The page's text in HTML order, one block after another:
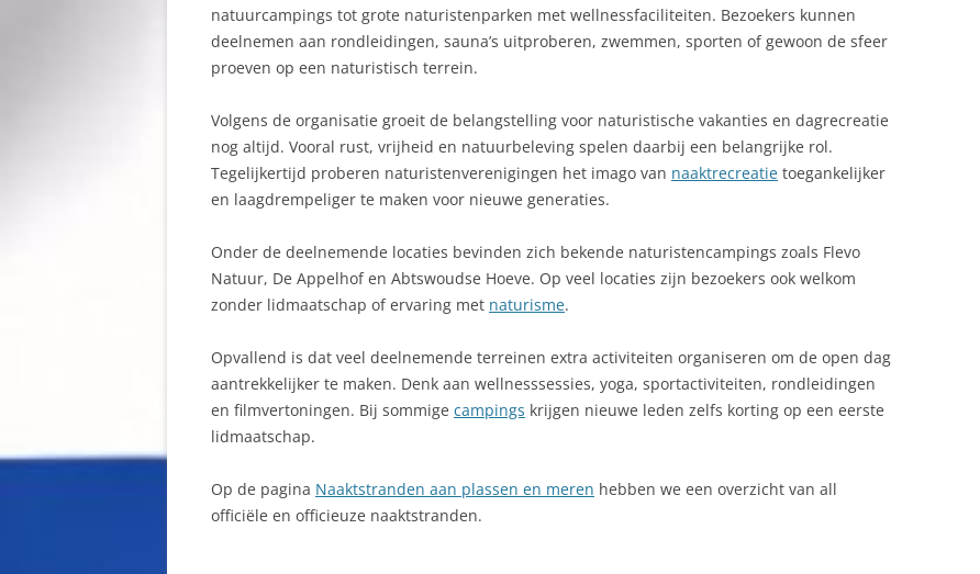
natuurcampings tot grote naturistenparken met wellnessfaciliteiten. Bezoekers kunnen
deelnemen aan rondleidingen, sauna’s uitproberen, zwemmen, sporten of gewoon de sfeer
proeven op een naturistisch terrein.
Volgens de organisatie groeit de belangstelling voor naturistische vakanties en dagrecreatie
nog altijd. Vooral rust, vrijheid en natuurbeleving spelen daarbij een belangrijke rol.
Tegelijkertijd proberen naturistenverenigingen het imago van naaktrecreatie toegankelijker
en laagdrempeliger te maken voor nieuwe generaties.
Onder de deelnemende locaties bevinden zich bekende naturistencampings zoals Flevo
Natuur, De Appelhof en Abtswoudse Hoeve. Op veel locaties zijn bezoekers ook welkom
zonder lidmaatschap of ervaring met naturisme.
Opvallend is dat veel deelnemende terreinen extra activiteiten organiseren om de open dag
aantrekkelijker te maken. Denk aan wellnesssessies, yoga, sportactiviteiten, rondleidingen
en filmvertoningen. Bij sommige campings krijgen nieuwe leden zelfs korting op een eerste
lidmaatschap.
Op de pagina Naaktstranden aan plassen en meren hebben we een overzicht van all
officiële en officieuze naaktstranden.